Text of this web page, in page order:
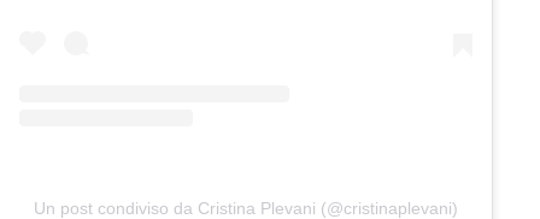
Un post condiviso da Cristina Plevani (@cristinaplevani)